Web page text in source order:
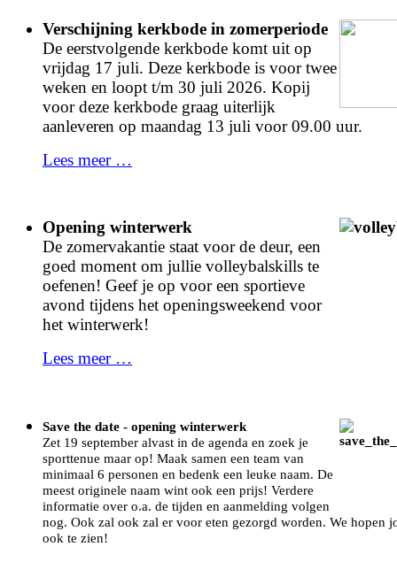
Verschijning kerkbode in zomerperiode
De eerstvolgende kerkbode komt uit op
vrijdag 17 juli. Deze kerkbode is voor twee
weken en loopt t/m 30 juli 2026. Kopij
voor deze kerkbode graag uiterlijk
aanleveren op maandag 13 juli voor 09.00 uur.
Lees meer …
Opening winterwerk
De zomervakantie staat voor de deur, een
goed moment om jullie volleybalskills te
oefenen! Geef je op voor een sportieve
avond tijdens het openingsweekend voor
het winterwerk!
Lees meer …
Save the date - opening winterwerk
Zet 19 september alvast in de agenda en zoek je
sporttenue maar op! Maak samen een team van
minimaal 6 personen en bedenk een leuke naam. De
meest originele naam wint ook een prijs! Verdere
informatie over o.a. de tijden en aanmelding volgen
nog. Ook zal ook zal er voor eten gezorgd worden. We hopen
ook te zien!